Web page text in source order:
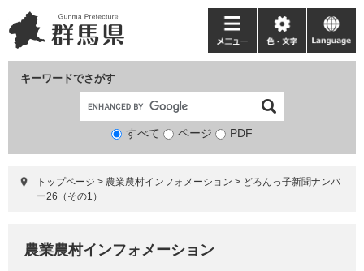
ー
ジ
ニ
ュ
て
キーワードでさがす
検
象
すべて ページ PDF
メ
ニ
ー
色・
文
language
トップページ > 農業農村インフォメーション > どろんっ子新聞ナンバ
ー26（その1）
農業農村インフォメーション